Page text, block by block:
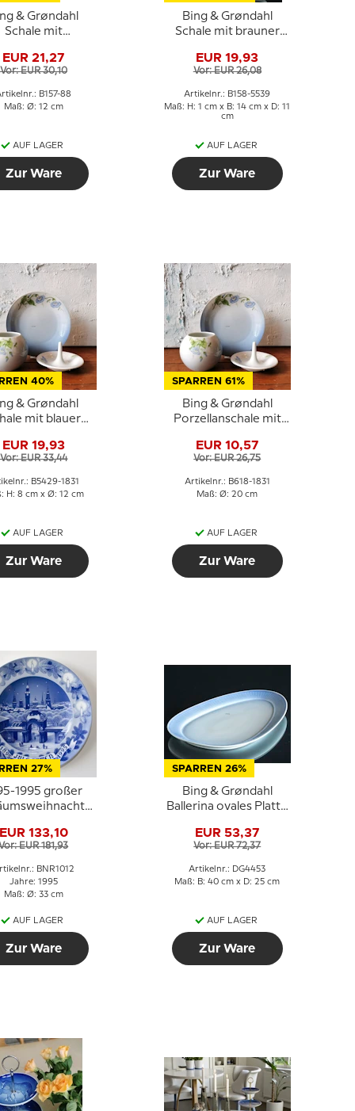
& Grøndahl
Schale mit
157/88
EUR 21,27
Vor: EUR 30,10
B157-88
Maß: Ø: 12 cm
AUF LAGER
Zur Ware
Bing & Grøndahl
Schale mit brauner
158/5539
EUR 19,93
Vor: EUR 26,08
Artikelnr.: B158-5539
Maß: H: 1 cm x B: 14 cm x D: 11
cm
AUF LAGER
Zur Ware
40%
& Grøndahl
mit blauer
EUR 19,93
Vor: EUR 33,44
B5429-1831
H: 8 cm x Ø: 12 cm
AUF LAGER
Zur Ware
SPARREN 61%
Bing & Grøndahl
Porzellanschale mit
1831
EUR 10,57
Vor: EUR 26,75
Artikelnr.: B618-1831
Maß: Ø: 20 cm
AUF LAGER
Zur Ware
27%
1995 großer
Bing
& Gröndahl
EUR 133,10
EUR 181,93
BNR1012
Jahre: 1995
Maß: Ø: 33 cm
AUF LAGER
Zur Ware
SPARREN 26%
Bing & Grøndahl
Ballerina ovales Platte
EUR 53,37
Vor: EUR 72,37
Artikelnr.: DG4453
Maß: B: 40 cm x D: 25 cm
AUF LAGER
Zur Ware